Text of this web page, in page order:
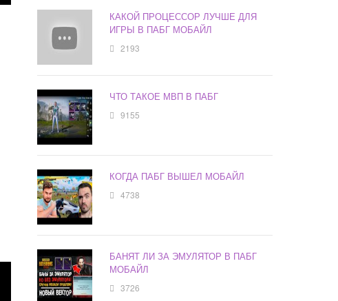
КАКОЙ ПРОЦЕССОР ЛУЧШЕ ДЛЯ
ИГРЫ В ПАБГ МОБАЙЛ
2193
ЧТО ТАКОЕ МВП В ПАБГ
9155
КОГДА ПАБГ ВЫШЕЛ МОБАЙЛ
4738
БАНЯТ ЛИ ЗА ЭМУЛЯТОР В ПАБГ
МОБАЙЛ
3726